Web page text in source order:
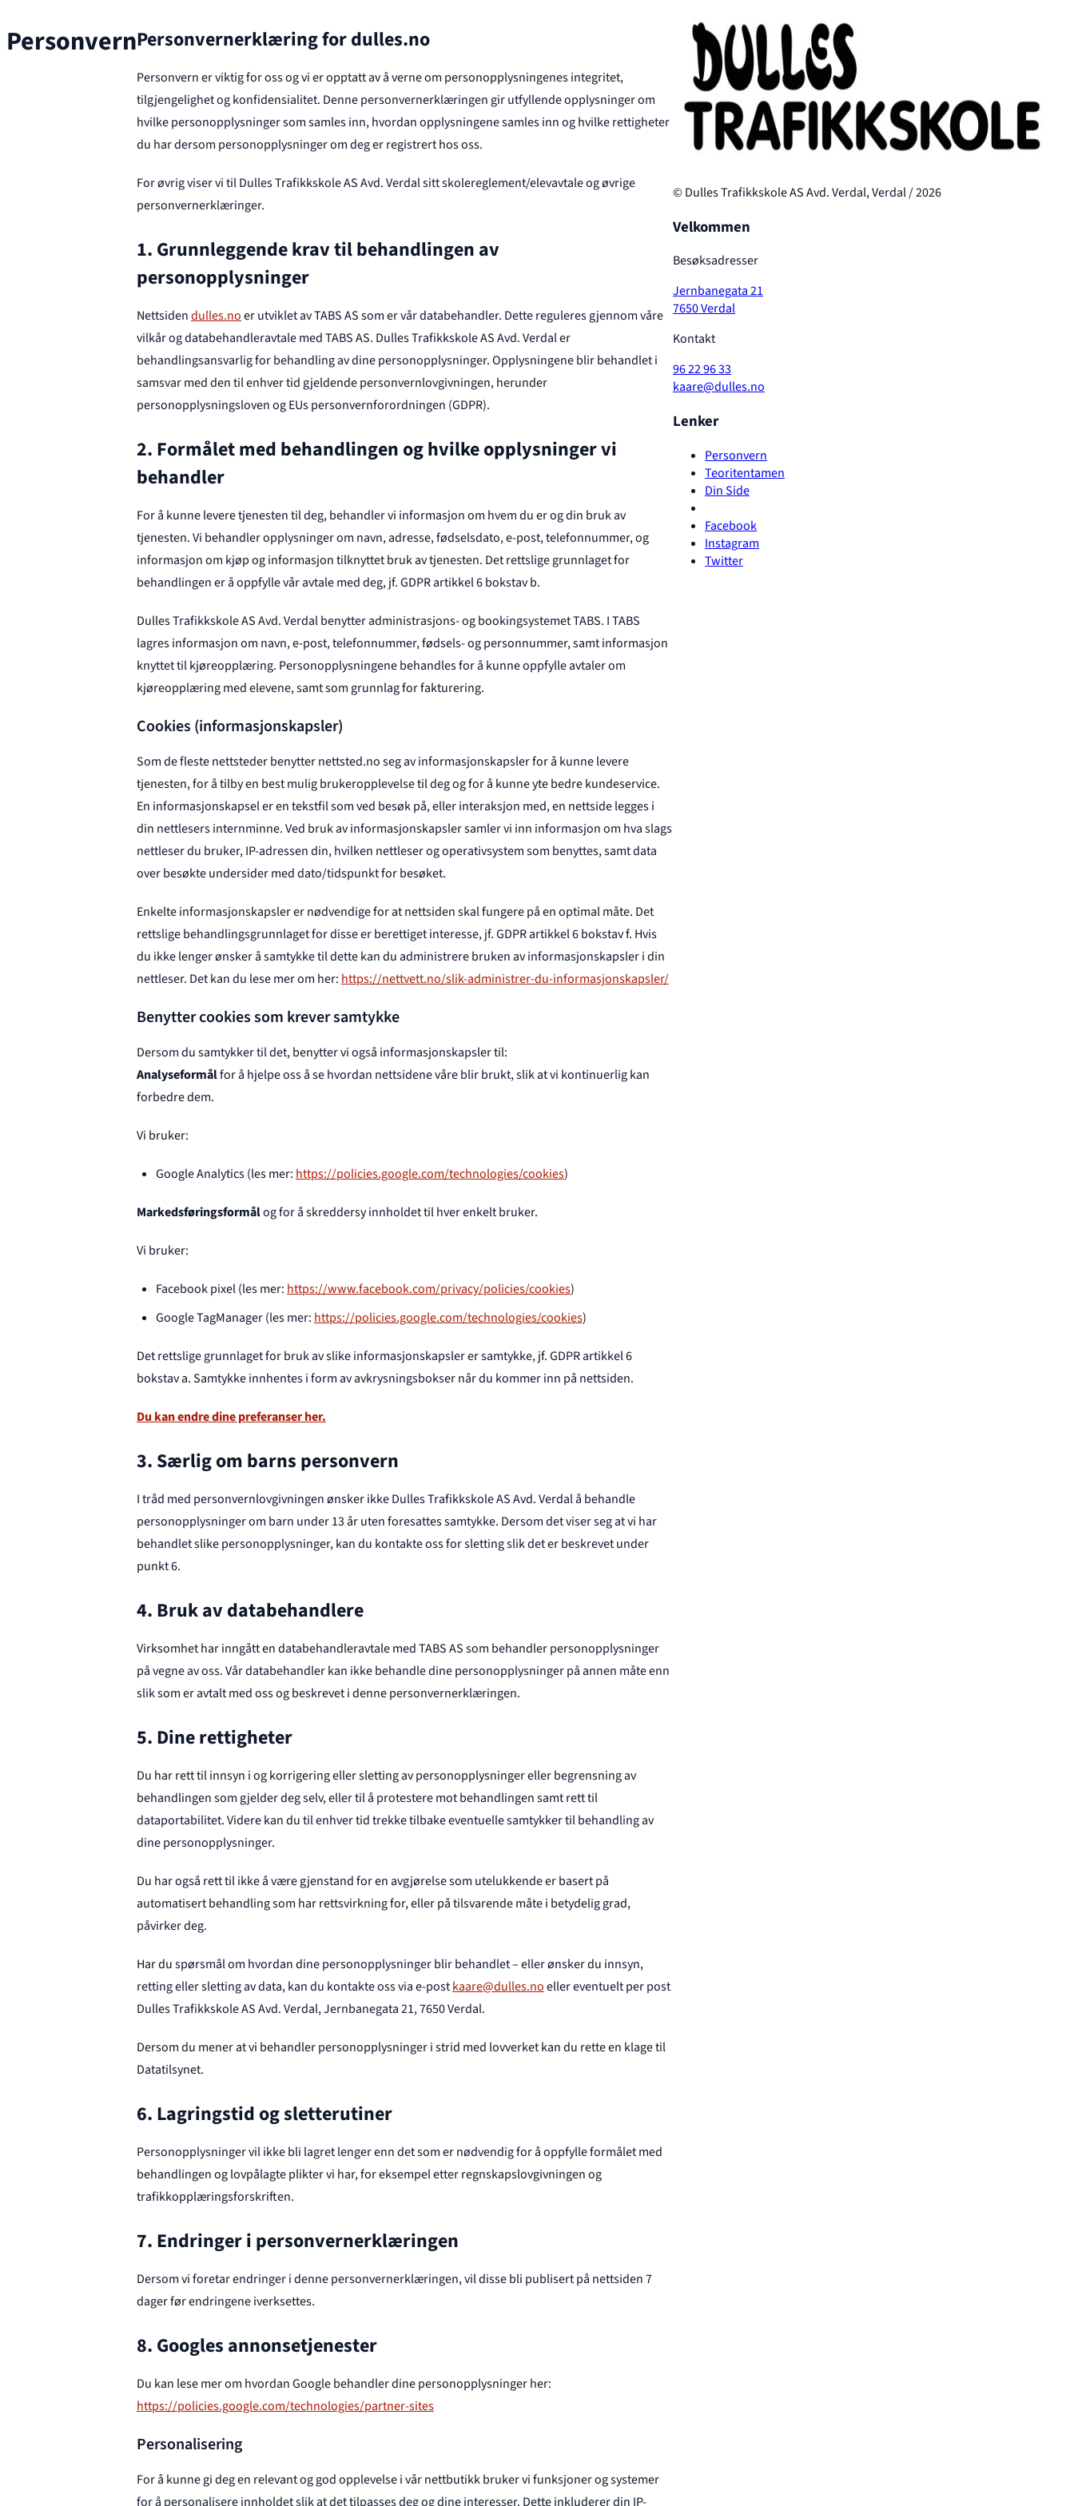
PersonvernPersonvernerklæring for dulles.no
Personvern er viktig for oss og vi er opptatt av å verne om personopplysningenes integritet,
tilgjengelighet og konfidensialitet. Denne personvernerklæringen gir utfyllende opplysninger om
hvilke personopplysninger som samles inn, hvordan opplysningene samles inn og hvilke rettigheter
du har dersom personopplysninger om deg er registrert hos oss.
For øvrig viser vi til Dulles Trafikkskole AS Avd. Verdal sitt skolereglement/elevavtale og øvrige
personvernerklæringer.
1. Grunnleggende krav til behandlingen av
personopplysninger
Nettsidendulles.noer utviklet av TABS AS som er vår databehandler. Dette reguleres gjennom våre
vilkår og databehandleravtale med TABS AS. Dulles Trafikkskole AS Avd. Verdal er
behandlingsansvarlig for behandling av dine personopplysninger. Opplysningene blir behandlet i
samsvar med den til enhver tid gjeldende personvernlovgivningen, herunder
personopplysningsloven og EUs personvernforordningen (GDPR).
2. Formålet med behandlingen og hvilke opplysninger vi
behandler
For å kunne levere tjenesten til deg, behandler vi informasjon om hvem du er og din bruk av
tjenesten. Vi behandler opplysninger om navn, adresse, fødselsdato, e-post, telefonnummer, og
informasjon om kjøp og informasjon tilknyttet bruk av tjenesten. Det rettslige grunnlaget for
behandlingen er å oppfylle vår avtale med deg, jf. GDPR artikkel 6 bokstav b.
Dulles Trafikkskole AS Avd. Verdal benytter administrasjons- og bookingsystemet TABS. I TABS
lagres informasjon om navn, e-post, telefonnummer, fødsels- og personnummer, samt informasjon
knyttet til kjøreopplæring. Personopplysningene behandles for å kunne oppfylle avtaler om
kjøreopplæring med elevene, samt som grunnlag for fakturering.
Cookies (informasjonskapsler)
Som de fleste nettsteder benytter nettsted.no seg av informasjonskapsler for å kunne levere
tjenesten, for å tilby en best mulig brukeropplevelse til deg og for å kunne yte bedre kundeservice.
En informasjonskapsel er en tekstfil som ved besøk på, eller interaksjon med, en nettside legges i
din nettlesers internminne. Ved bruk av informasjonskapsler samler vi inn informasjon om hva slags
nettleser du bruker, IP-adressen din, hvilken nettleser og operativsystem som benyttes, samt data
over besøkte undersider med dato/tidspunkt for besøket.
Enkelte informasjonskapsler er nødvendige for at nettsiden skal fungere på en optimal måte. Det
rettslige behandlingsgrunnlaget for disse er berettiget interesse, jf. GDPR artikkel 6 bokstav f. Hvis
du ikke lenger ønsker å samtykke til dette kan du administrere bruken av informasjonskapsler i din
nettleser. Det kan du lese mer om her: https://nettvett.no/slik-administrer-du-informasjonskapsler/
Benytter cookies som krever samtykke
Dersom du samtykker til det, benytter vi også informasjonskapsler til:
Analyseformålfor å hjelpe oss å se hvordan nettsidene våre blir brukt, slik at vi kontinuerlig kan
forbedre dem.
Vi bruker:
Google Analytics (les mer: https://policies.google.com/technologies/cookies)
Markedsføringsformålog for å skreddersy innholdet til hver enkelt bruker.
Vi bruker:
Facebook pixel (les mer: https://www.facebook.com/privacy/policies/cookies)
Google TagManager (les mer: https://policies.google.com/technologies/cookies)
Det rettslige grunnlaget for bruk av slike informasjonskapsler er samtykke, jf. GDPR artikkel 6
bokstav a. Samtykke innhentes i form av avkrysningsbokser når du kommer inn på nettsiden.
Du kan endre dine preferanser her.
3. Særlig om barns personvern
I tråd med personvernlovgivningen ønsker ikke Dulles Trafikkskole AS Avd. Verdal å behandle
personopplysninger om barn under 13 år uten foresattes samtykke. Dersom det viser seg at vi har
behandlet slike personopplysninger, kan du kontakte oss for sletting slik det er beskrevet under
punkt 6.
4. Bruk av databehandlere
Virksomhet har inngått en databehandleravtale med TABS AS som behandler personopplysninger
på vegne av oss. Vår databehandler kan ikke behandle dine personopplysninger på annen måte enn
slik som er avtalt med oss og beskrevet i denne personvernerklæringen.
5. Dine rettigheter
Du har rett til innsyn i og korrigering eller sletting av personopplysninger eller begrensning av
behandlingen som gjelder deg selv, eller til å protestere mot behandlingen samt rett til
dataportabilitet. Videre kan du til enhver tid trekke tilbake eventuelle samtykker til behandling av
dine personopplysninger.
Du har også rett til ikke å være gjenstand for en avgjørelse som utelukkende er basert på
automatisert behandling som har rettsvirkning for, eller på tilsvarende måte i betydelig grad,
påvirker deg.
Har du spørsmål om hvordan dine personopplysninger blir behandlet – eller ønsker du innsyn,
retting eller sletting av data, kan du kontakte oss via e-postkaare@dulles.noeller eventuelt per post
Dulles Trafikkskole AS Avd. Verdal, Jernbanegata 21, 7650 Verdal.
Dersom du mener at vi behandler personopplysninger i strid med lovverket kan du rette en klage til
Datatilsynet.
6. Lagringstid og sletterutiner
Personopplysninger vil ikke bli lagret lenger enn det som er nødvendig for å oppfylle formålet med
behandlingen og lovpålagte plikter vi har, for eksempel etter regnskapslovgivningen og
trafikkopplæringsforskriften.
7. Endringer i personvernerklæringen
Dersom vi foretar endringer i denne personvernerklæringen, vil disse bli publisert på nettsiden 7
dager før endringene iverksettes.
8. Googles annonsetjenester
Du kan lese mer om hvordan Google behandler dine personopplysninger her:
https://policies.google.com/technologies/partner-sites
Personalisering
For å kunne gi deg en relevant og god opplevelse i vår nettbutikk bruker vi funksjoner og systemer
for å personalisere innholdet slik at det tilpasses deg og dine interesser. Dette inkluderer din IP-
© Dulles Trafikkskole AS Avd. Verdal, Verdal / 2026
Velkommen
Besøksadresser
Jernbanegata 21
7650 Verdal
Kontakt
96 22 96 33
kaare@dulles.no
Lenker
Personvern
Teoritentamen
Din Side
Facebook
Instagram
Twitter